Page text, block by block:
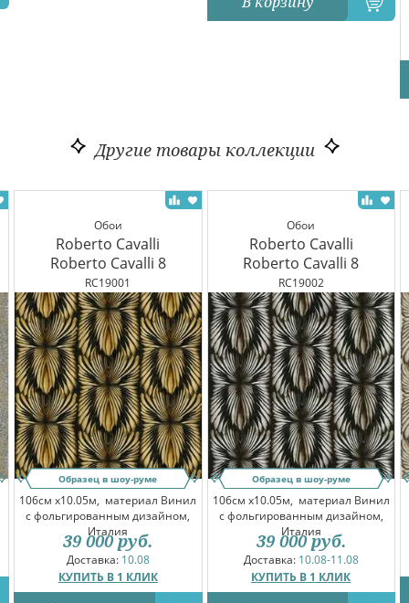
Другие товары коллекции
Обои
Roberto Cavalli
Roberto Cavalli 8
RC19001
Образец в шоу-руме
106см x10.05м, материал Винил
с фольгированным дизайном,
Италия
Доставка: 10.08
КУПИТЬ В 1 КЛИК
39 000 руб.
Обои
Roberto Cavalli
Roberto Cavalli 8
RC19002
Образец в шоу-руме
106см x10.05м, материал Винил
с фольгированным дизайном,
Италия
Доставка: 10.08-11.08
КУПИТЬ В 1 КЛИК
39 000 руб.